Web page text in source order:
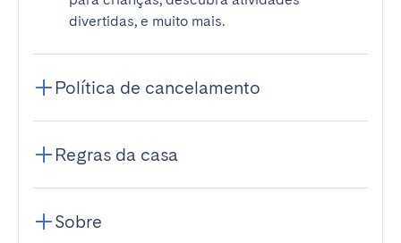
divertidas, e muito mais.
Política de cancelamento
Regras da casa
Sobre